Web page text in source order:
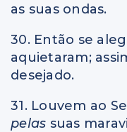
as suas ondas.
30. Então se
aquietaram;
desejado.
31. Louvem ao
pelas suas